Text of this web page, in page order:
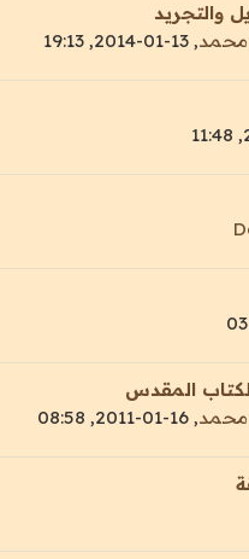
والتجريد
محمد,
13-01-2014, 19:13
المقدس
محمد,
16-01-2011, 08:58